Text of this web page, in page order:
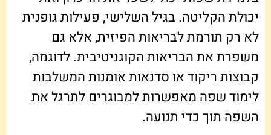
יכולת הקליטה. בגיל השלישי, פעילות גופנית
לא רק תורמת לבריאות הפיזית, אלא גם
משפרת את הבריאות הקוגניטיבית. לדוגמה,
קבוצות ריקוד או סדנאות אומנות המשלבות
לימוד שפה מאפשרות למבוגרים לתרגל את
השפה תוך כדי תנועה.